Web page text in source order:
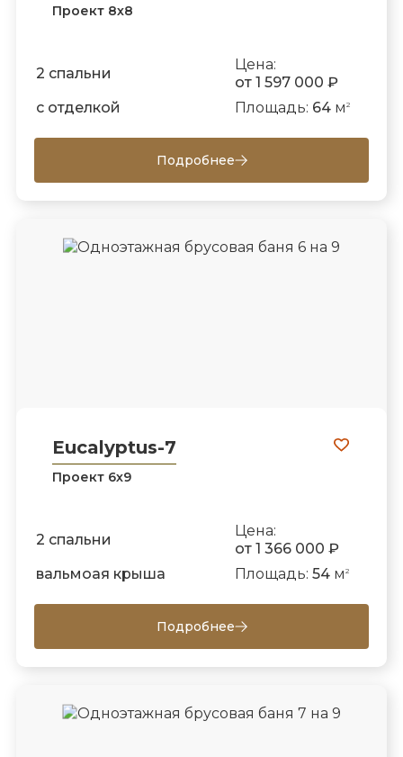
Проект 8х8
2 спальни
Цена:
от 1 597 000 ₽
с отделкой
Площадь: 64м 2
Подробнее
Eucalyptus-7
Проект 6х9
2 спальни
Цена:
от 1 366 000 ₽
вальмоая крыша
Площадь: 54м 2
Подробнее